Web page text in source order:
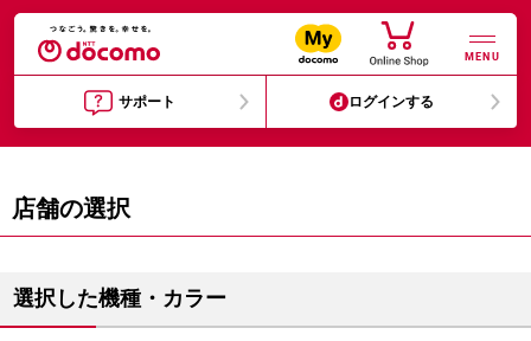
MENU
サポート ログインする
店舗の選択
選択した機種・カラー